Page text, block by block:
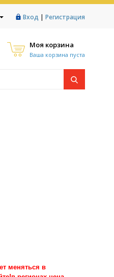
Вход | Регистрация
Моя корзина
Ваша корзина пуста
меняться в